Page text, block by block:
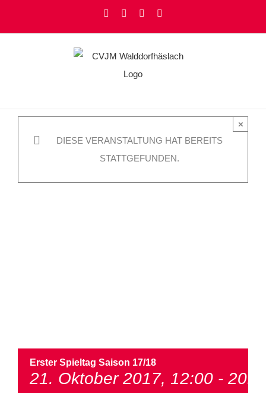
FacebookInstagramYouTube
DIESE VERANSTALTUNG HAT BEREITS
STATTGEFUNDEN.
×
Erster Spieltag Saison 17/18
21. Oktober 2017, 12:00 -